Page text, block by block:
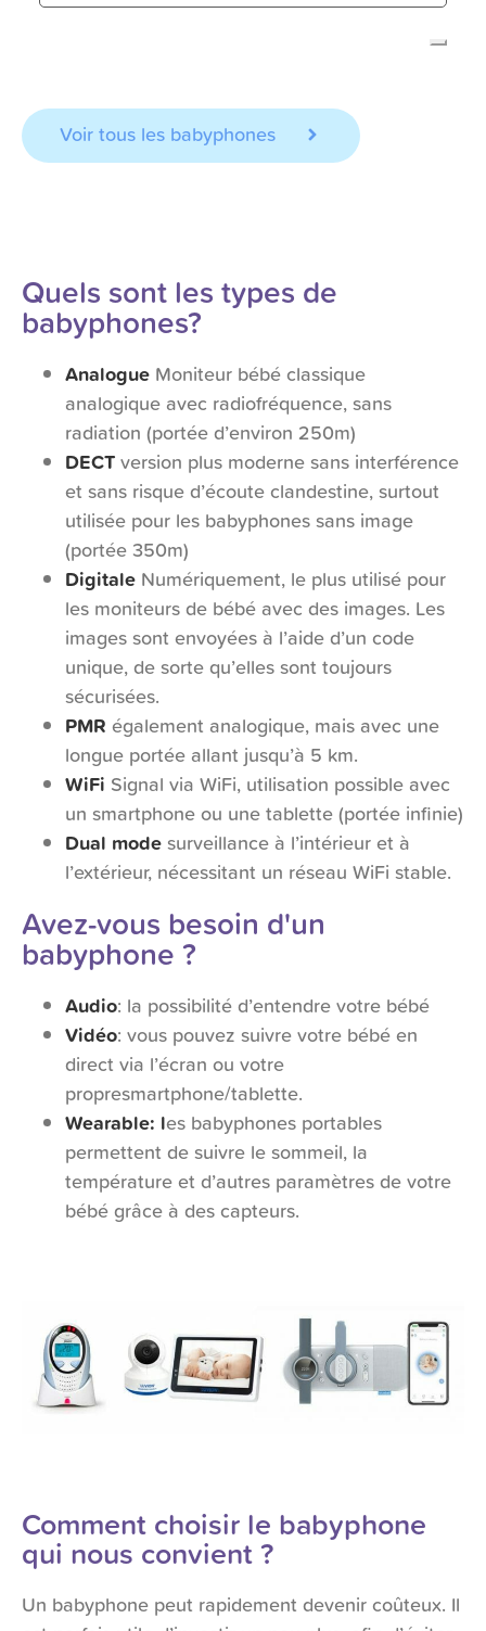
Voir tous les babyphones
Quels sont les types de
babyphones?
Analogue Moniteur bébé classique
analogique avec radiofréquence, sans
radiation (portée d’environ 250m)
DECTversion plus moderne sans interférence
et sans risque d’écoute clandestine, surtout
utilisée pour les babyphones sans image
(portée 350m)
Digitale Numériquement, le plus utilisé pour
les moniteurs de bébé avec des images. Les
images sont envoyées à l’aide d’un code
unique, de sorte qu’elles sont toujours
sécurisées.
PMR également analogique, mais avec une
longue portée allant jusqu’à 5 km.
WiFi Signal via WiFi, utilisation possible avec
un smartphone ou une tablette (portée infinie)
Dual modesurveillance à l’intérieur et à
l’extérieur, nécessitant un réseau WiFi stable.
Avez-vous besoin d'un
babyphone ?
Audio: la possibilité d’entendre votre bébé
Vidéo: vous pouvez suivre votre bébé en
direct via l’écran ou votre
propresmartphone/tablette.
Wearable: les babyphones portables
permettent de suivre le sommeil, la
température et d’autres paramètres de votre
bébé grâce à des capteurs.
Comment choisir le babyphone
qui nous convient ?
Un babyphone peut rapidement devenir coûteux. Il